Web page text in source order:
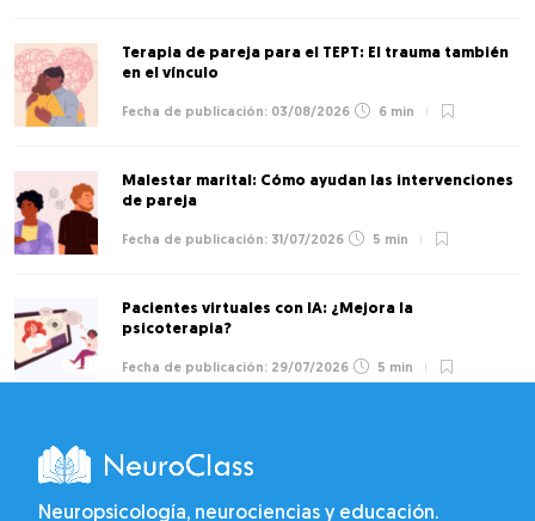
Terapia de pareja para el TEPT: El trauma también
en el vínculo
03/08/2026 6 min
Malestar marital: Cómo ayudan las intervenciones
de pareja
31/07/2026 5 min
Pacientes virtuales con IA: ¿Mejora la
psicoterapia?
29/07/2026 5 min
Neuropsicología, neurociencias y educación.